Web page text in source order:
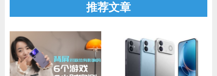
推荐文章